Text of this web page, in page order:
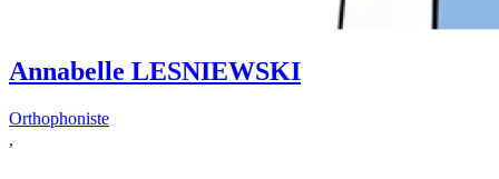
Annabelle LESNIEWSKI
Orthophoniste